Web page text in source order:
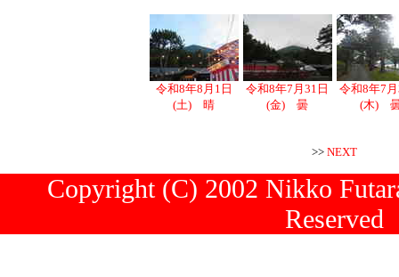
令和8年8月1日
(土) 晴
令和8年7月31日
(金) 曇
令和8年7
(木)
>> NEXT
Copyright (C) 2002 Nikko
Reserved